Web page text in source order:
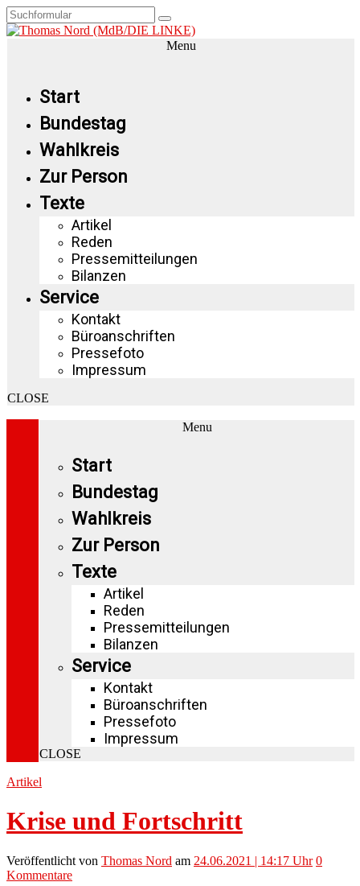
Menu
Start
Bundestag
Wahlkreis
Zur Person
Texte
Artikel
Reden
Pressemitteilungen
Bilanzen
Service
Kontakt
Büroanschriften
Pressefoto
Impressum
CLOSE
Menu
Start
Bundestag
Wahlkreis
Zur Person
Texte
Artikel
Reden
Pressemitteilungen
Bilanzen
Service
Kontakt
Büroanschriften
Pressefoto
Impressum
CLOSE
Artikel
Krise und Fortschritt
Veröffentlicht von Thomas Nord am 24.06.2021 | 14:17 Uhr 0
Kommentare